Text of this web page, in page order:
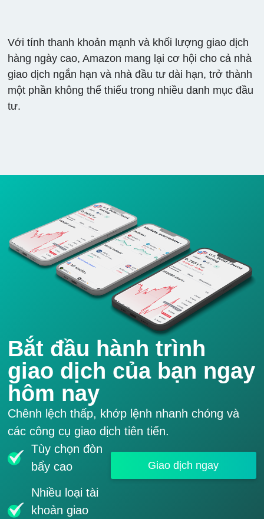
Với tính thanh khoản mạnh và khối lượng giao dịch
hàng ngày cao, Amazon mang lại cơ hội cho cả nhà
giao dịch ngắn hạn và nhà đầu tư dài hạn, trở thành
một phần không thể thiếu trong nhiều danh mục đầu
tư.
Bắt đầu hành trình
giao dịch của bạn ngay
hôm nay
Chênh lệch thấp, khớp lệnh nhanh chóng và
các công cụ giao dịch tiên tiến.
Tùy chọn đòn
bẩy cao
Nhiều loại tài
khoản giao
Giao dịch ngay